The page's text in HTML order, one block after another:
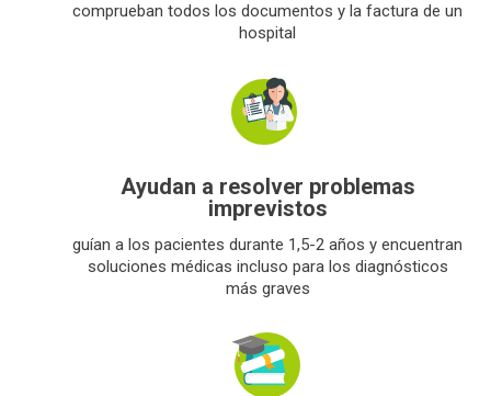
comprueban todos los documentos y la factura de un
hospital
Ayudan a resolver problemas
imprevistos
guían a los pacientes durante 1,5-2 años y encuentran
soluciones médicas incluso para los diagnósticos
más graves